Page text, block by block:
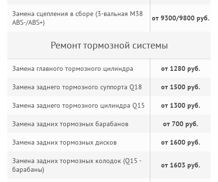
Замена сцепления в сборе (3-вальная M38
ABS-/ABS+)
от 9300/9800 руб.
Ремонт тормозной системы
Замена главного тормозного цилиндра от 1280 руб.
Замена заднего тормозного суппорта Q18 от 1500 руб.
Замена заднего тормозного цилиндра Q15 от 1300 руб.
Замена задних тормозных барабанов от 700 руб.
Замена задних тормозных дисков от 1600 руб.
Замена задних тормозных колодок (Q15 -
барабаны)
от 1603 руб.